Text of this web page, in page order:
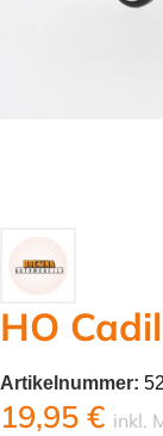
HO
Artikelnummer:
19,95 € inkl.